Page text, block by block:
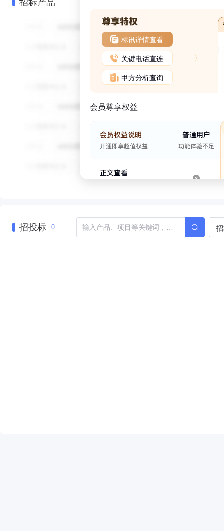
标讯详情查看
关键电话直连
甲方分析查询
会员尊享权益
招投标 0